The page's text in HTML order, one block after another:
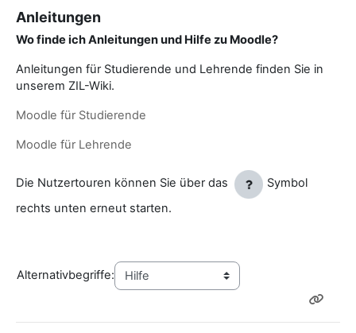
Anleitungen
Wo finde ich Anleitungen und Hilfe zu Moodle?
Anleitungen für Studierende und Lehrende finden Sie in
unserem ZIL-Wiki.
Moodle für Studierende
Moodle für Lehrende
Die Nutzertouren können Sie über das
Symbol
rechts unten erneut starten.
Alternativbegriffe: